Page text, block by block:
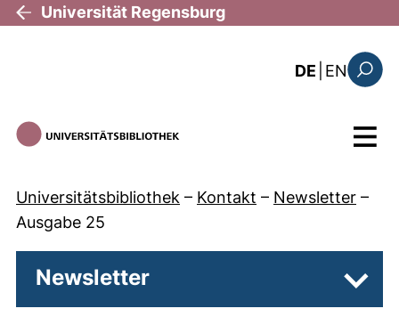
Direkt zum Inhalt
Universität Regensburg
DE EN: the
Menü
Universitätsbibliothek – Kontakt – Newsletter –
Ausgabe 25
Newsletter